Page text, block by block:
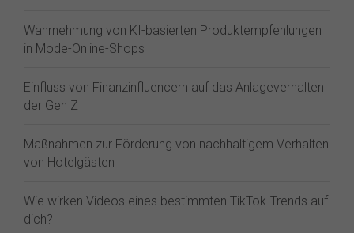
Wahrnehmung von KI-basierten Produktempfehlungen
in Mode-Online-Shops
Einfluss von Finanzinfluencern auf das Anlageverhalten
der Gen Z⁠
Maßnahmen zur Förderung von nachhaltigem Verhalten
von Hotelgästen
Wie wirken Videos eines bestimmten TikTok-Trends auf
dich?